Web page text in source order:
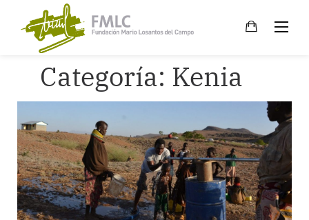
content
Categoría: Kenia